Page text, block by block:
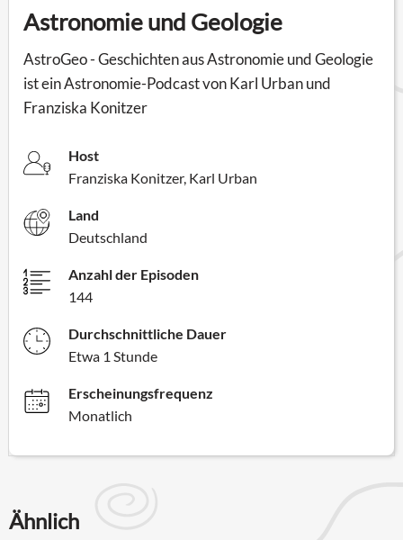
Astronomie und Geologie
AstroGeo - Geschichten aus Astronomie und Geologie
ist ein Astronomie-Podcast von Karl Urban und
Franziska Konitzer
Host
Franziska Konitzer, Karl Urban
Land
Deutschland
Anzahl der Episoden
144
Durchschnittliche Dauer
Etwa 1 Stunde
Erscheinungsfrequenz
Monatlich
Ähnlich